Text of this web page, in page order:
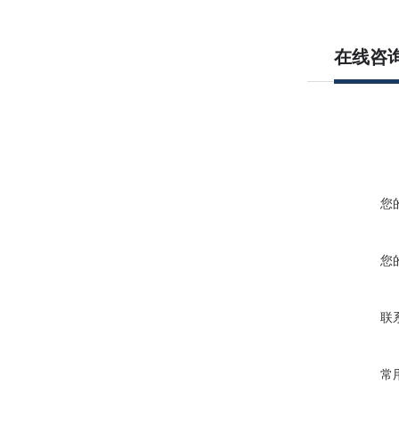
1-羟基
羧酸
(R)-3-乙基-
在线咨
您
您
联
常